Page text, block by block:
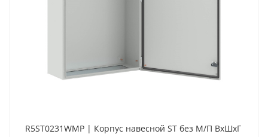
R5ST0231WMP | Корпус навесной ST без М/П ВxШxГ